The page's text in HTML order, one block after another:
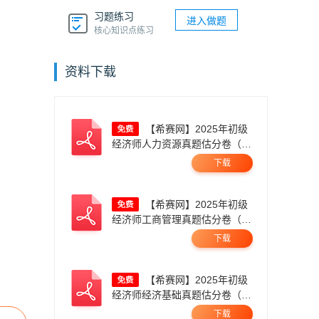
习题练习
核心知识点练习
进入做题
资料下载
经济师人力资源真题估分卷（11
月1日上午）无码.pdf
下载
经济师工商管理真题估分卷（11
月1日上午）无码.pdf
下载
经济师经济基础真题估分卷（11
月1日上午）无码.pdf
下载